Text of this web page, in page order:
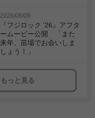
2026/08/08
『フジロック '26』アフタ
ームービー公開 「また
来年、苗場でお会いしま
しょう！」
もっと見る